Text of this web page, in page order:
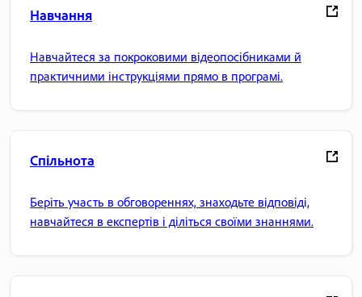
Навчання
Навчайтеся за покроковими відеопосібниками й
практичними інструкціями прямо в програмі.
Спільнота
Беріть участь в обговореннях, знаходьте відповіді,
навчайтеся в експертів і діліться своїми знаннями.